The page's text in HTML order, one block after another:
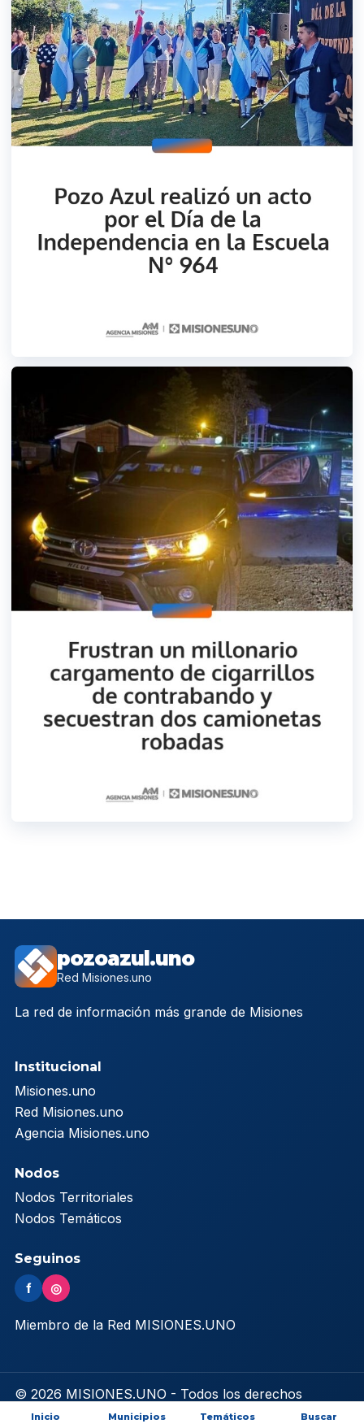
pozoazul.uno
Red Misiones.uno
La red de información más grande de Misiones
Institucional
Misiones.uno
Red Misiones.uno
Agencia Misiones.uno
Nodos
Nodos Territoriales
Nodos Temáticos
Seguinos
f ◎
Miembro de la Red MISIONES.UNO
© 2026 MISIONES.UNO - Todos los derechos
reservados
Inicio Municipios Temáticos Buscar